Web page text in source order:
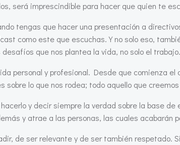
será imprescindible para hacer que quien te
tengas que hacer una presentación a
como este que escuchas. Y no solo eso,
que nos plantea la vida, no solo el trabajo.
personal y profesional. Desde que comienza
lo que nos rodea; todo aquello que
y decir siempre la verdad sobre la base
y atrae a las personas, las cuales acabarán
de ser relevante y de ser también